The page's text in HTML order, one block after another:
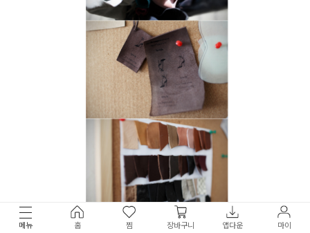
메뉴 홈 찜 장바구니 앱다운 마이